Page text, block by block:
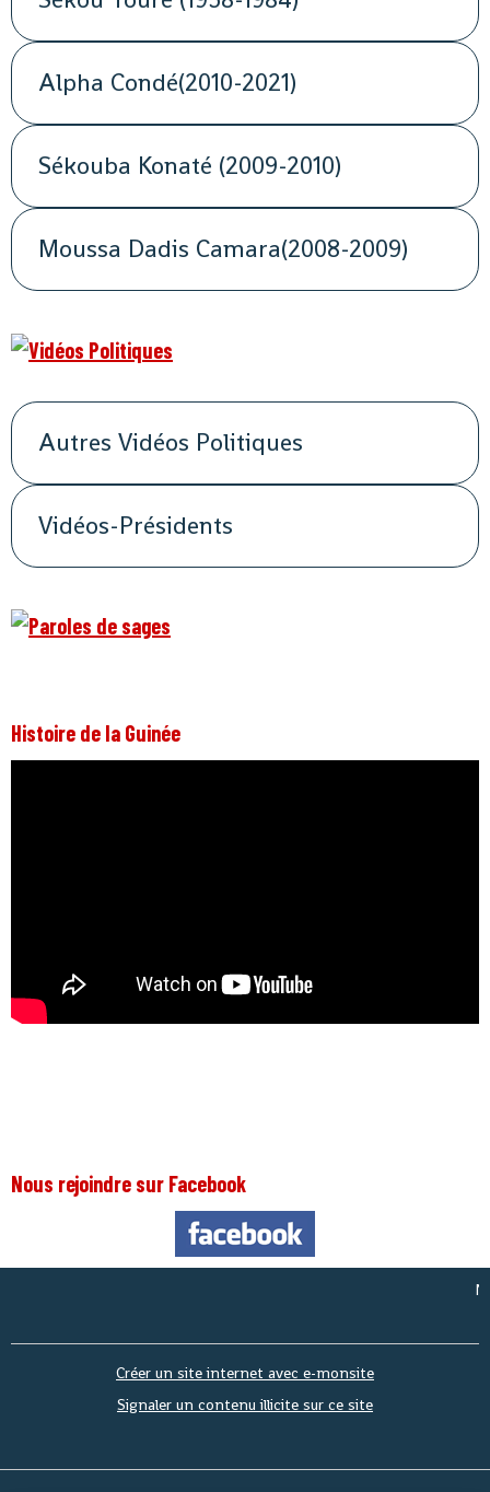
Alpha Condé(2010-2021)
Sékouba Konaté (2009-2010)
Moussa Dadis Camara(2008-2009)
Autres Vidéos Politiques
Vidéos-Présidents
Histoire de la Guinée
Nous rejoindre sur Facebook
Nous
Créer un site internet avec e-monsite
Signaler un contenu illicite sur ce site